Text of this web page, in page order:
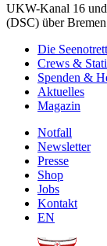
UKW-Kanal 16
(DSC) über
Die
Crews &
Spenden &
Aktuelles
Magazin
Notfall
Newsletter
Presse
Shop
Jobs
Kontakt
EN